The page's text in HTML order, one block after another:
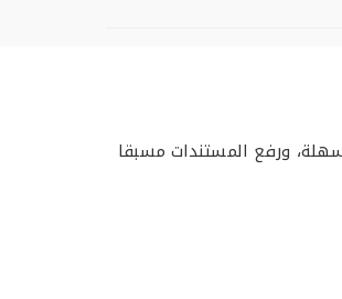
ورفع المستندات مسبقا